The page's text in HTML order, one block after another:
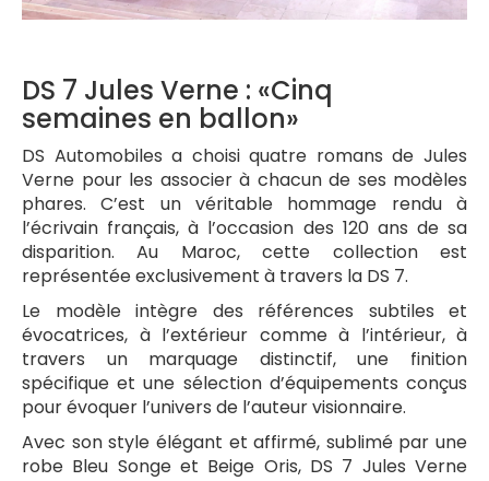
DS 7 Jules Verne : «Cinq
semaines en ballon»
DS Automobiles a choisi quatre romans de Jules
Verne pour les associer à chacun de ses modèles
phares. C’est un véritable hommage rendu à
l’écrivain français, à l’occasion des 120 ans de sa
disparition. Au Maroc, cette collection est
représentée exclusivement à travers la DS 7.
Le modèle intègre des références subtiles et
évocatrices, à l’extérieur comme à l’intérieur, à
travers un marquage distinctif, une finition
spécifique et une sélection d’équipements conçus
pour évoquer l’univers de l’auteur visionnaire.
Avec son style élégant et affirmé, sublimé par une
robe Bleu Songe et Beige Oris, DS 7 Jules Verne